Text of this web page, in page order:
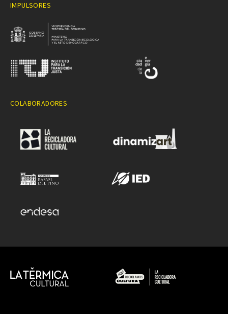
IMPULSORES
COLABORADORES